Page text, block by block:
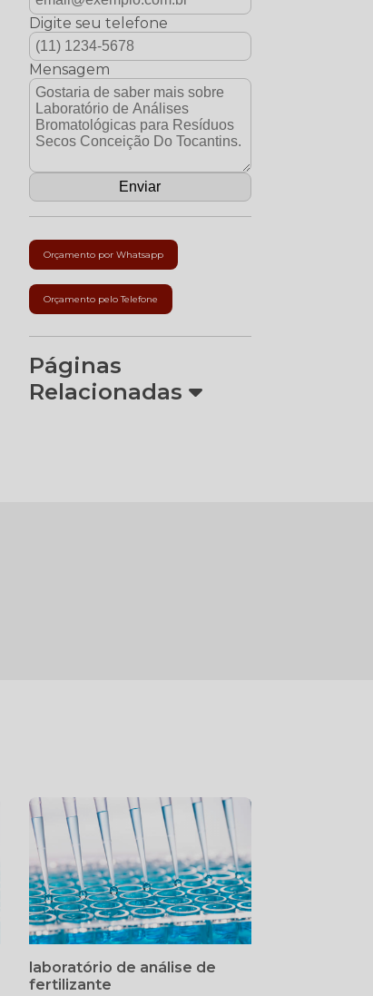
Digite seu telefone
Mensagem
Orçamento por Whatsapp
Orçamento pelo Telefone
Páginas
Relacionadas
laboratório de análise de
fertilizante